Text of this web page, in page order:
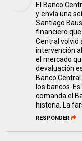
El Banco
y envía una
Santiago
financiero
Central volvió
intervención
el mercado
devaluación
Banco
los bancos.
comanda el
historia. La
RESPONDER